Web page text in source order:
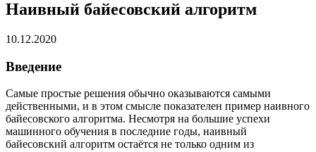
Наивный байесовский алгоритм
10.12.2020
Введение
Самые простые решения обычно оказываются самыми
действенными, и в этом смысле показателен пример наивного
байесовского алгоритма. Несмотря на большие успехи
машинного обучения в последние годы, наивный
байесовский алгоритм остаётся не только одним из